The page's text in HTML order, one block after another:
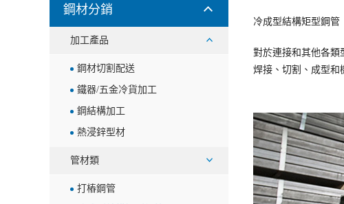
鋼材分銷
加工產品
鋼材切割配送
鐵器/五金冷貨加工
鋼結構加工
熱浸鋅型材
管材類
打樁鋼管
冷成型結構矩型鋼管
對於連接和其他各類
焊接、切割、成型和